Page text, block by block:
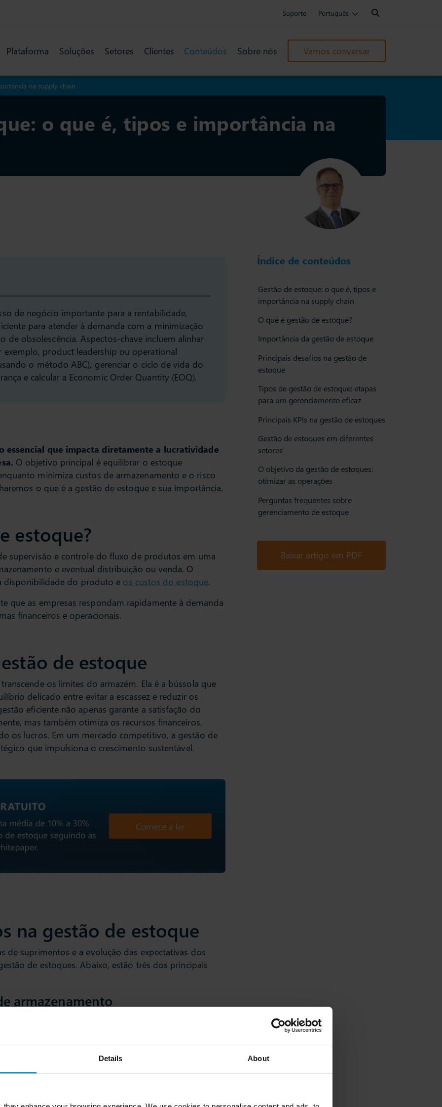
Details About
Suporte Português
Search:
Plataforma Soluções Setores Clientes Conteúdos Sobre nós Vamos conversar
na supply chain
o que é, tipos e importância na
Índice de conteúdos
Gestão de estoque: o que é, tipos e
importância na supply chain
O que é gestão de estoque?
Importância da gestão de estoque
Principais desafios na gestão de
estoque
Tipos de gestão de estoque: etapas
para um gerenciamento eficaz
Principais KPIs na gestão de estoques
Gestão de estoques em diferentes
setores
O objetivo da gestão de estoques:
otimizar as operações
Perguntas frequentes sobre
gerenciamento de estoque
Baixar artigo em PDF
de negócio importante para a rentabilidade,
para atender à demanda com a minimização
de obsolescência. Aspectos-chave incluem alinhar
product leadership ou operational
o método ABC), gerenciar o ciclo de vida do
e calcular a Economic Order Quantity (EOQ).
essencial que impacta diretamente a lucratividade
O objetivo principal é equilibrar o estoque
minimiza custos de armazenamento e o risco
o que é a gestão de estoque e sua importância.
estoque?
supervisão e controle do fluxo de produtos em uma
e eventual distribuição ou venda. O
disponibilidade do produto e os custos do estoque.
que as empresas respondam rapidamente à demanda
financeiros e operacionais.
de estoque
os limites do armazém. Ela é a bússola que
delicado entre evitar a escassez e reduzir os
eficiente não apenas garante a satisfação do
mas também otimiza os recursos financeiros,
os lucros. Em um mercado competitivo, a gestão de
que impulsiona o crescimento sustentável.
na gestão de estoque
de suprimentos e a evolução das expectativas dos
de estoques. Abaixo, estão três dos principais
armazenamento
juntamente com as despesas com mão
estoques maiores para garantir alta disponibilidade.
do mercado e os avanços tecnológicos, manter
o risco de determinados produtos se tornarem